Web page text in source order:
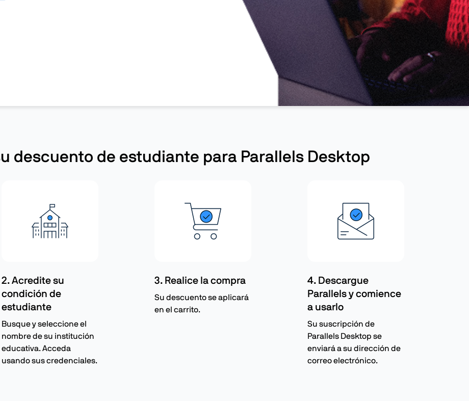
descuento de estudiante para Parallels Desktop
2. Acredite su
condición de
estudiante
Busque y seleccione el
nombre de su institución
educativa. Acceda
usando sus credenciales.
3. Realice la compra
Su descuento se aplicará
en el carrito.
4. Descargue
Parallels y comience
a usarlo
Su suscripción de
Parallels Desktop se
enviará a su dirección de
correo electrónico.